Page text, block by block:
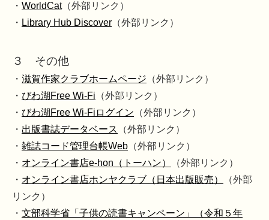
・ WorldCat（外部リンク）
・ Library Hub Discover （外部リンク）
３ その他
・ 滋賀作家クラブホームページ （外部リンク）
・ びわ湖Free Wi-Fi （外部リンク）
・ びわ湖Free Wi-Fiログイン （外部リンク）
・ 出版書誌データベース
（外部リンク）
・ 雑誌コード管理台帳Web （外部リンク）
・ オンライン書店e-hon（トーハン）
（外部リンク）
・ オンライン書店ホンヤクラブ（日本出版販売）
（外部
リンク）
・ 文部科学省「子供の読書キャンペーン」（令和５年